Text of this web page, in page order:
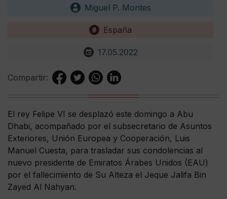
Miguel P. Montes
España
17.05.2022
Compartir:
El rey Felipe VI se desplazó este domingo a Abu
Dhabi, acompañado por el subsecretario de Asuntos
Exteriores, Unión Europea y Cooperación, Luis
Manuel Cuesta, para trasladar sus condolencias al
nuevo presidente de Emiratos Árabes Unidos (EAU)
por el fallecimiento de Su Alteza el Jeque Jalifa Bin
Zayed Al Nahyan.